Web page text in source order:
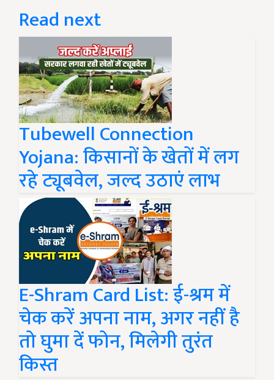
Read next
Tubewell Connection
Yojana: किसानों के खेतों में लग
रहे ट्यूबवेल, जल्द उठाएं लाभ
E-Shram Card List: ई-श्रम में
चेक करें अपना नाम, अगर नहीं है
तो घुमा दें फोन, मिलेगी तुरंत
किस्त